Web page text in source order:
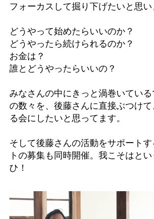
フォーカスして掘り下げたいと思い
どうやって始めたらいいのか？
どうやったら続けられるのか？
お金は？
誰とどうやったらいいの？
みなさんの中にきっと渦巻いてい
の数々を、後藤さんに直接ぶつけて
る会にしたいと思ってます。
そして後藤さんの活動をサポート
トの募集も同時開催。我こそはと
ひ！